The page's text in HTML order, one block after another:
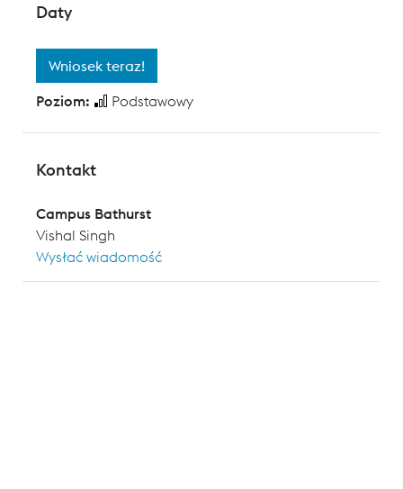
Daty
Wniosek teraz!
Poziom:
Podstawowy
Kontakt
Campus Bathurst
Vishal Singh
Wysłać wiadomość